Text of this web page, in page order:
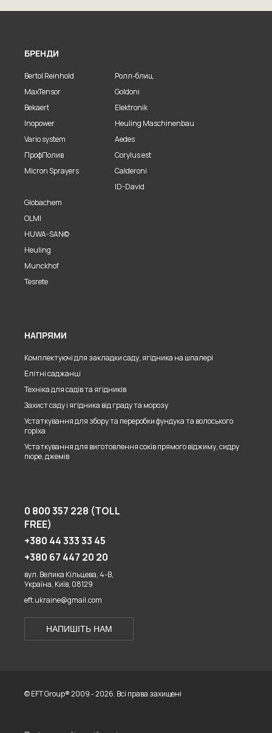
БРЕНДИ
Bertol Reinhold
MaxTensor
Bekaert
Inopower
Vario system
ПрофПолив
Micron Sprayers
Ролл-блиц
Goldoni
Elektronik
Heuling Maschinenbau
Aedes
Corylus est
Calderoni
ID-David
Globachem
OLMI
HUWA-SAN©
Heuling
Munckhof
Tesrete
НАПРЯМИ
Комплектуючі для закладки саду, ягідника на шпалері
Елітні саджанці
Техніка для садів та ягідників
Захист саду і ягідника від граду та морозу
Устаткування для збору та переробки фундука та волоського
горіха
Устаткування для виготовлення соків прямого віджиму, сидру
пюре, джемів
0 800 357 228 (TOLL
FREE)
+380 44 333 33 45
+380 67 447 20 20
вул. Велика Кільцева, 4-В,
Україна, Київ, 08129
eft.ukraine@gmail.com
НАПИШІТЬ НАМ
© EFT Group® 2009 - 2026. Всі права захищені